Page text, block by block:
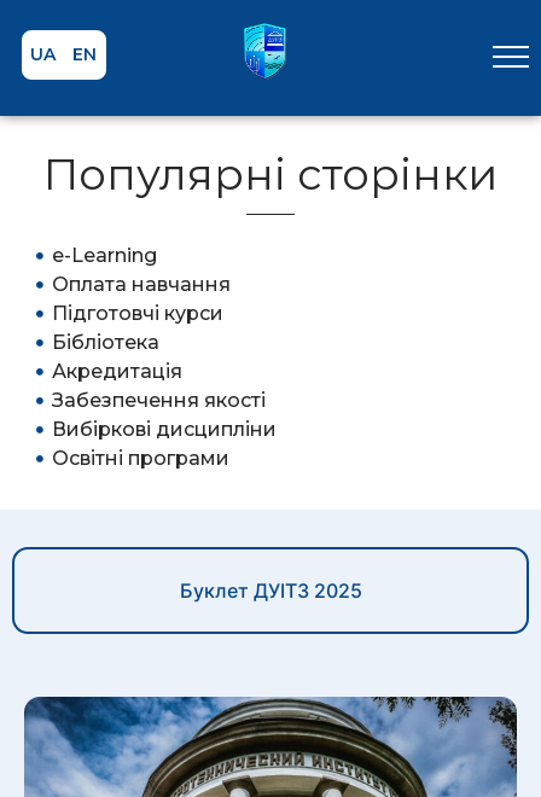
UA EN
Популярні сторінки
e-Learning
Оплата навчання
Підготовчі курси
Бібліотека
Акредитація
Забезпечення якості
Вибіркові дисципліни
Освітні програми
Буклет ДУІТЗ 2025